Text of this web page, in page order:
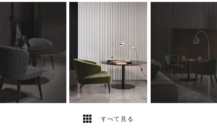
すべて見る
2